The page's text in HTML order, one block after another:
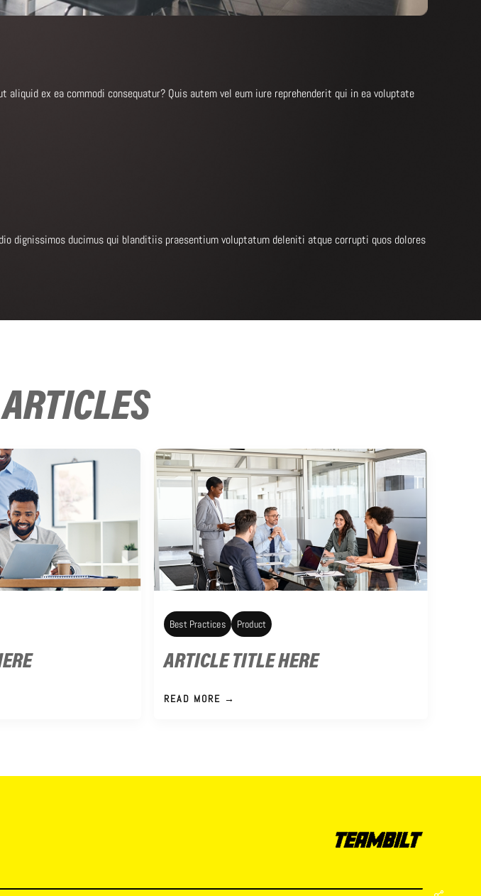
ex ea commodi consequatur? Quis autem vel eum iure reprehenderit qui in ea voluptate
dignissimos ducimus qui blanditiis praesentium voluptatum deleniti atque corrupti quos dolores
Best Practices Product
ARTICLE TITLE HERE
READ MORE →